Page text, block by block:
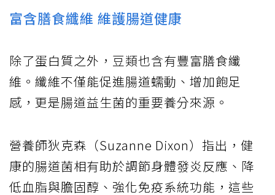
富含膳食纖維 維護腸道健康
除了蛋白質之外，豆類也含有豐富膳食纖
維。纖維不僅能促進腸道蠕動、增加飽足
感，更是腸道益生菌的重要養分來源。
營養師狄克森（Suzanne Dixon）指出，健
康的腸道菌相有助於調節身體發炎反應、降
低血脂與膽固醇、強化免疫系統功能，這些